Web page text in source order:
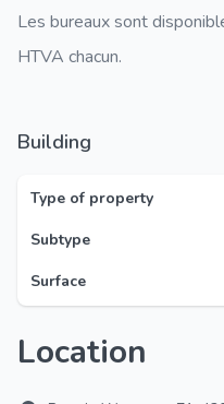
Les bureaux sont
HTVA chacun.
Building
Type of property
Subtype
Surface
Location